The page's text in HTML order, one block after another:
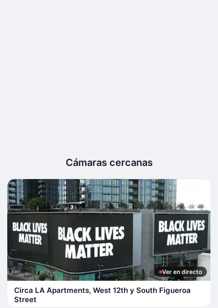
Cámaras cercanas
Ver en directo
Circa LA Apartments, West 12th y South Figueroa
Street